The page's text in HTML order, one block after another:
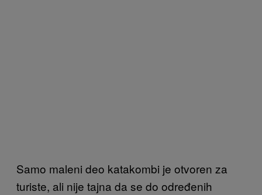
Samo maleni deo katakombi je otvoren za
turiste, ali nije tajna da se do određenih